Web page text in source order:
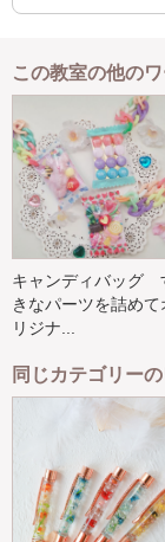
この教室の他の
キャンディバッグ
きなパーツを詰めて
リジナ...
同じカテゴリー